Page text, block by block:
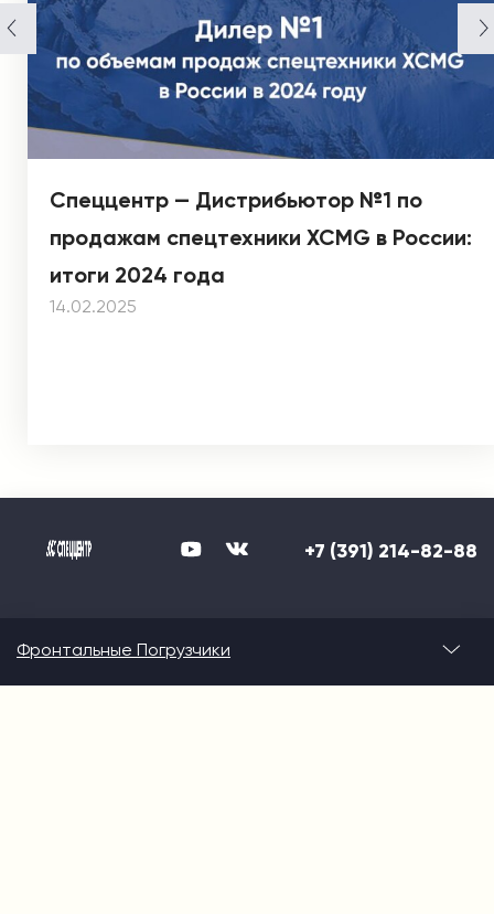
Спеццентр — Дистрибьютор №1 по
продажам спецтехники XCMG в России:
итоги 2024 года
14.02.2025
+7 (391) 214-82-88
Фронтальные Погрузчики